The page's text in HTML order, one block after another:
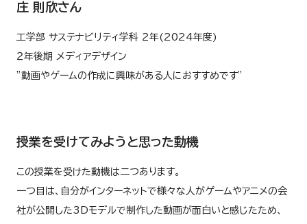
庄 則欣さん
工学部 サステナビリティ学科 ２年(2024年度)
２年後期 メディアデザイン
”動画やゲームの作成に興味がある人におすすめです”
授業を受けてみようと思った動機
この授業を受けた動機は二つあります。
一つ目は、自分がインターネットで様々な人がゲームやアニメの会
社が公開した3Dモデルで制作した動画が面白いと感じたため、